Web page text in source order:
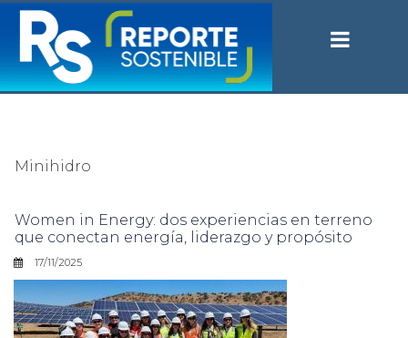
Minihidro
Women in Energy: dos experiencias en terreno
que conectan energía, liderazgo y propósito
17/11/2025